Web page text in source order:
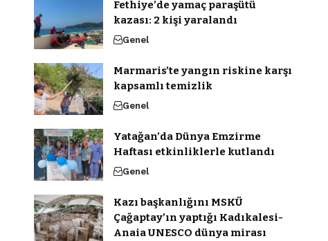
Fethiye’de yamaç paraşütü
kazası: 2 kişi yaralandı
Genel
Marmaris’te yangın riskine karşı
kapsamlı temizlik
Genel
Yatağan’da Dünya Emzirme
Haftası etkinliklerle kutlandı
Genel
Kazı başkanlığını MSKÜ
Çağaptay’ın yaptığı Kadıkalesi-
Anaia UNESCO dünya mirası